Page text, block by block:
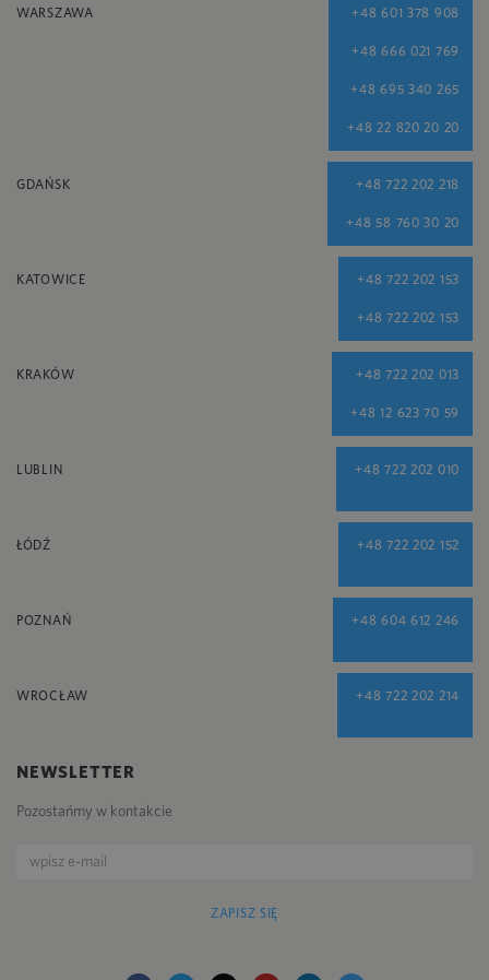
WARSZAWA +48 601 378 908
+48 666 021 769
+48 695 340 265
+48 22 820 20 20
GDAŃSK +48 722 202 218
+48 58 760 30 20
KATOWICE +48 722 202 153
+48 722 202 153
KRAKÓW +48 722 202 013
+48 12 623 70 59
LUBLIN +48 722 202 010
ŁÓDŹ +48 722 202 152
POZNAŃ +48 604 612 246
WROCŁAW +48 722 202 214
NEWSLETTER
Pozostańmy w kontakcie
ZAPISZ SIĘ